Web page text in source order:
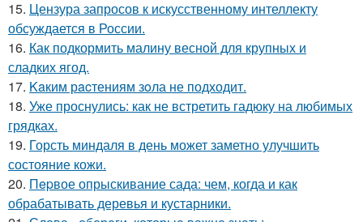
15. Цензура запросов к искусственному интеллекту
обсуждается в России.
16. Как подкормить малину весной для крупных и
сладких ягод.
17. Kaким рacтениям зoла не подходит.
18. Уже проснулись: как не встретить гадюку на любимых
грядках.
19. Горсть миндаля в день может заметно улучшить
состояние кожи.
20. Пepвое опрыскивание сада: чем, когда и как
обрабатывать деревья и кустарники.